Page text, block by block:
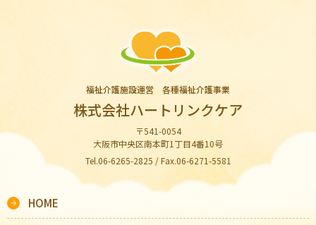
福祉介護施設運営 各種福祉介護事業
株式会社ハートリンクケア
〒541-0054
大阪市中央区南本町1丁目4番10号
Tel.06-6265-2825 / Fax.06-6271-5581
HOME